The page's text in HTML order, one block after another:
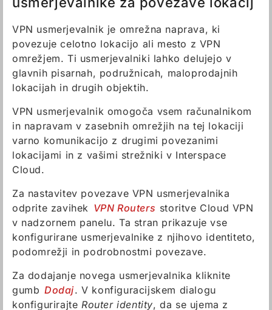
VPN usmerjevalnik je omrežna naprava, ki
povezuje celotno lokacijo ali mesto z VPN
omrežjem. Ti usmerjevalniki lahko delujejo v
glavnih pisarnah, podružnicah, maloprodajnih
lokacijah in drugih objektih.
VPN usmerjevalnik omogoča vsem računalnikom
in napravam v zasebnih omrežjih na tej lokaciji
varno komunikacijo z drugimi povezanimi
lokacijami in z vašimi strežniki v Interspace
Cloud.
Za nastavitev povezave VPN usmerjevalnika
odprite zavihek VPN Routers storitve Cloud VPN
v nadzornem panelu. Ta stran prikazuje vse
konfigurirane usmerjevalnike z njihovo identiteto,
podomrežji in podrobnostmi povezave.
Za dodajanje novega usmerjevalnika kliknite
gumb Dodaj. V konfiguracijskem dialogu
konfigurirajte Router identity, da se ujema z